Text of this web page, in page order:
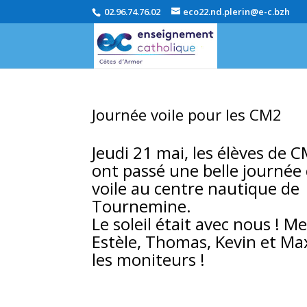
02.96.74.76.02 eco22.nd.plerin@e-c.bzh
Journée voile pour les CM2
Jeudi 21 mai, les élèves de
ont passé une belle journée
voile au centre nautique de
Tournemine.
Le soleil était avec nous !
Estèle, Thomas, Kevin et
les moniteurs !